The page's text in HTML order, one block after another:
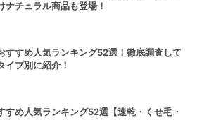
ナチュラル商品も登場！
すすめ人気ランキング52選！徹底調査して
イプ別に紹介！
すめ人気ランキング52選【速乾・くせ毛・